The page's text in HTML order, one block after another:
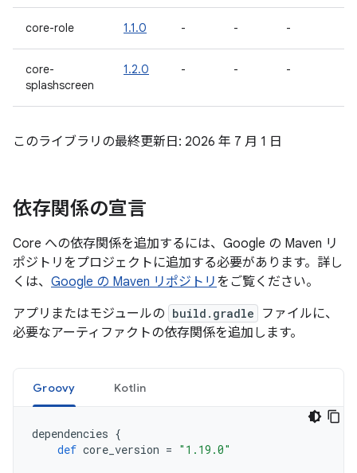
core-role 1.1.0 - - -
core-
splashscreen
1.2.0 - - -
このライブラリの最終更新日: 2026 年 7 月 1 日
依存関係の宣言
Core への依存関係を追加するには、Google の Maven リ
ポジトリをプロジェクトに追加する必要があります。詳し
くは、 Google の Maven リポジトリ をご覧ください。
アプリまたはモジュールの build.gradle
ファイルに、
必要なアーティファクトの依存関係を追加します。
Groovy Kotlin
dependencies {
def core_version = "1.19.0"